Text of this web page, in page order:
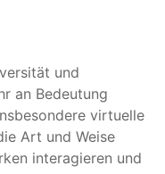
und
an Bedeutung
virtuelle
Art und Weise
interagieren und